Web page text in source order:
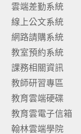
雲端差勤系統
線上公文系統
網路請購系統
教室預約系統
課務相關資訊
教師研習專區
教育雲端硬碟
教育雲電子信箱
翰林雲端學院